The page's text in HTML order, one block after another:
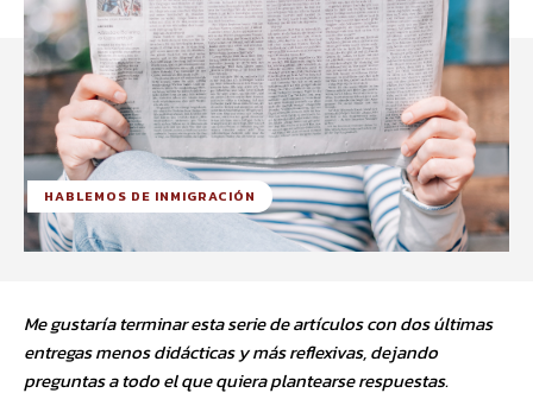
HABLEMOS DE INMIGRACIÓN
Me gustaría terminar esta serie de artículos con dos últimas
entregas menos didácticas y más reflexivas, dejando
preguntas a todo el que quiera plantearse respuestas.